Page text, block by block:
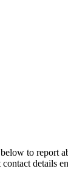
to report
details